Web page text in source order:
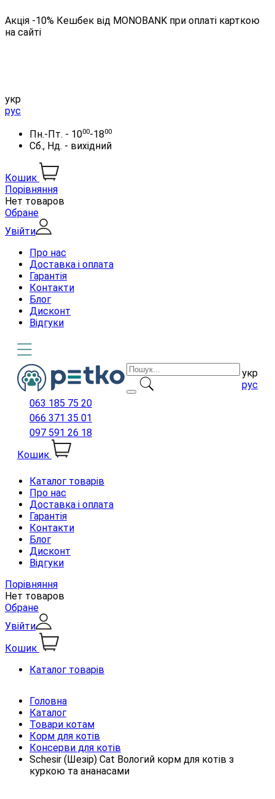
Акція -10% Кешбек від MONOBANK при оплаті карткою
на сайті
укр
рус
Пн.-Пт. - 1000-1800
Сб., Нд. - вихідний
Кошик
Порівняння
Нет товаров
Обране
Увійти
Про нас
Доставка і оплата
Гарантія
Контакти
Блог
Дисконт
Відгуки
укр
рус
063 185 75 20
066 371 35 01
097 591 26 18
Кошик
Каталог товарів
Про нас
Доставка і оплата
Гарантія
Контакти
Блог
Дисконт
Відгуки
Порівняння
Нет товаров
Обране
Увійти
Кошик
Каталог товарів
Головна
Каталог
Товари котам
Корм для котів
Консерви для котів
Schesir (Шезір) Cat Вологий корм для котів з
куркою та ананасами